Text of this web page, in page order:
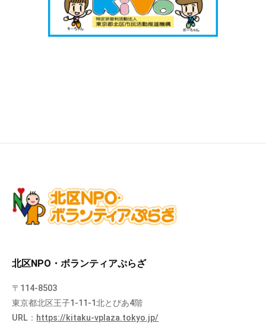
北区NPO・ボランティアぷらざ
〒114-8503
東京都北区王子1-11-1北とぴあ4階
URL： https://kitaku-vplaza.tokyo.jp/